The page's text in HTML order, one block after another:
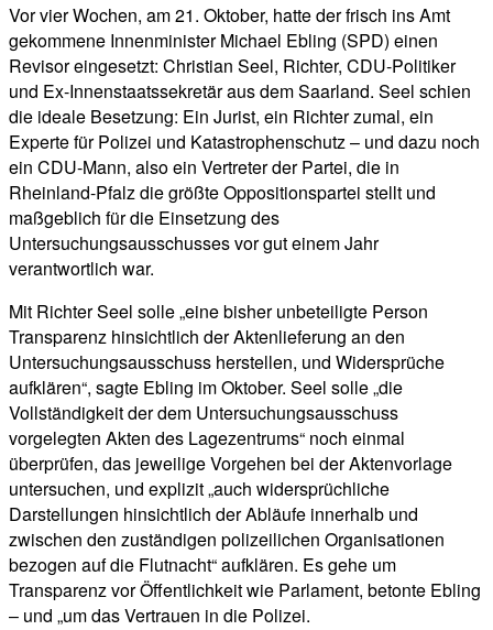
Vor vier Wochen, am 21. Oktober, hatte der frisch ins Amt
gekommene Innenminister Michael Ebling (SPD) einen
Revisor eingesetzt: Christian Seel, Richter, CDU-Politiker
und Ex-Innenstaatssekretär aus dem Saarland. Seel schien
die ideale Besetzung: Ein Jurist, ein Richter zumal, ein
Experte für Polizei und Katastrophenschutz – und dazu noch
ein CDU-Mann, also ein Vertreter der Partei, die in
Rheinland-Pfalz die größte Oppositionspartei stellt und
maßgeblich für die Einsetzung des
Untersuchungsausschusses vor gut einem Jahr
verantwortlich war.
Mit Richter Seel solle „eine bisher unbeteiligte Person
Transparenz hinsichtlich der Aktenlieferung an den
Untersuchungsausschuss herstellen, und Widersprüche
aufklären“, sagte Ebling im Oktober. Seel solle „die
Vollständigkeit der dem Untersuchungsausschuss
vorgelegten Akten des Lagezentrums“ noch einmal
überprüfen, das jeweilige Vorgehen bei der Aktenvorlage
untersuchen, und explizit „auch widersprüchliche
Darstellungen hinsichtlich der Abläufe innerhalb und
zwischen den zuständigen polizeilichen Organisationen
bezogen auf die Flutnacht“ aufklären. Es gehe um
Transparenz vor Öffentlichkeit wie Parlament, betonte Ebling
– und „um das Vertrauen in die Polizei.